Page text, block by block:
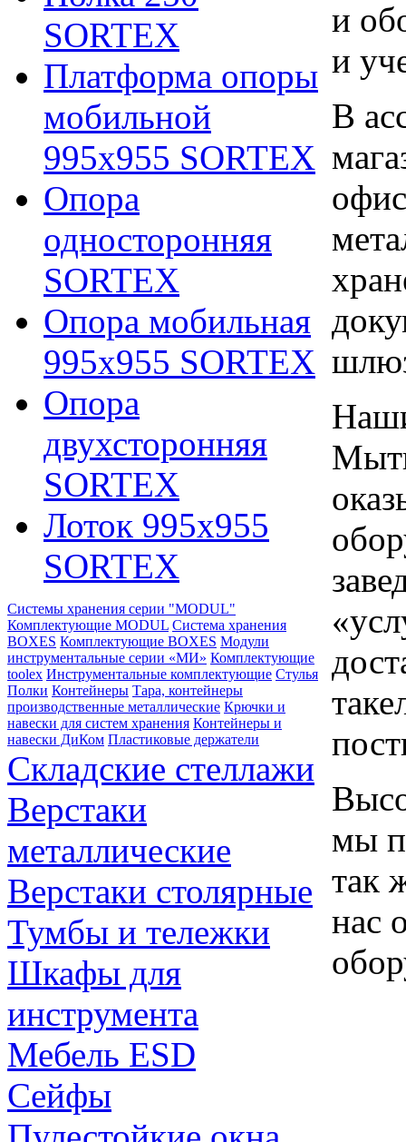
SORTEX
Платформа опоры
мобильной
995х955 SORTEX
Опора
односторонняя
SORTEX
Опора мобильная
995х955 SORTEX
Опора
двухсторонняя
SORTEX
Лоток 995х955
SORTEX
Системы хранения серии "MODUL"
Комплектующие MODUL Система хранения
BOXES Комплектующие BOXES Модули
инструментальные серии «МИ» Комплектующие
toolex Инструментальные комплектующие Стулья
Полки Контейнеры Тара, контейнеры
производственные металлические Крючки и
навески для систем хранения Контейнеры и
навески ДиКом Пластиковые держатели
Складские стеллажи
Верстаки
металлические
Верстаки столярные
Тумбы и тележки
Шкафы для
инструмента
Мебель ESD
Сейфы
и
и
В
мы
так
нас